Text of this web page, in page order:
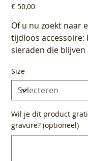
Prijs
€ 50,00
Of u nu zoekt naar
tijdloos accessoire:
sieraden die blijven
Size
Wil je dit product
gravure? (optioneel)